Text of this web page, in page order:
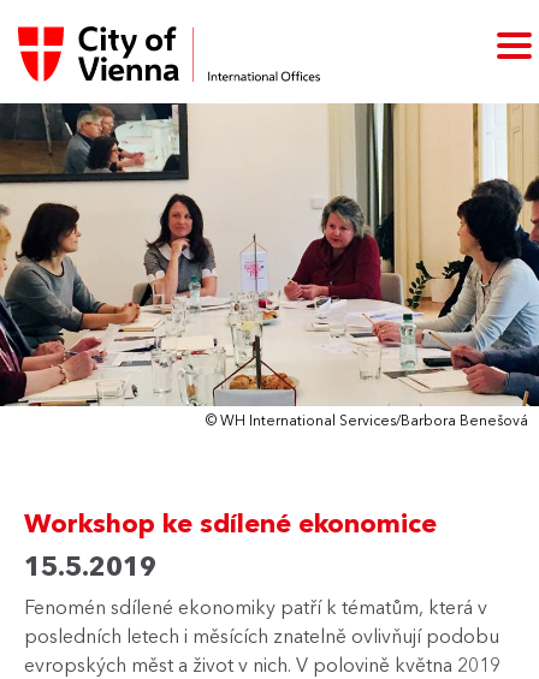
© WH International Services/Barbora Benešová
Workshop ke sdílené ekonomice
15.5.2019
Fenomén sdílené ekonomiky patří k tématům, která v
posledních letech i měsících znatelně ovlivňují podobu
evropských měst a život v nich. V polovině května 2019